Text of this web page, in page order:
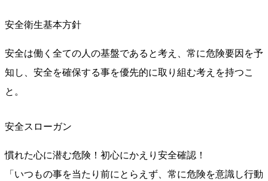
安全衛生基本方針
安全は働く全ての人の基盤であると考え、常に危険要因を予
知し、安全を確保する事を優先的に取り組む考えを持つこ
と。
安全スローガン
慣れた心に潜む危険！初心にかえり安全確認！
「いつもの事を当たり前にとらえず、常に危険を意識し行動